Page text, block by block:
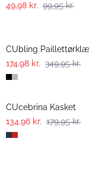
49,98 kr. 99,95 kr.
CUbling
174,98 kr. 349,95 kr.
-25%
CUcebrina Kasket
134,96 kr. 179,95 kr.